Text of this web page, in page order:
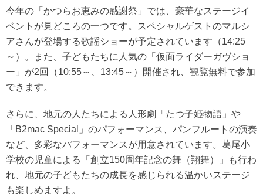
今年の「かつらお恵みの感謝祭」では、豪華なステージイ
ベントが見どころの一つです。スペシャルゲストのマルシ
アさんが登場する歌謡ショーが予定されています（14:25
～）。また、子どもたちに人気の「仮面ライダーガヴショ
ー」が2回（10:55～、13:45～）開催され、観覧無料で参加
できます。
さらに、地元の人たちによる人形劇「たつ子姫物語」や
「B2mac Special」のパフォーマンス、パンフルートの演奏
など、多彩なパフォーマンスが用意されています。葛尾小
学校の児童による「創立150周年記念の舞（翔舞）」も行わ
れ、地元の子どもたちの成長を感じられる温かいステージ
も楽しめますよ。